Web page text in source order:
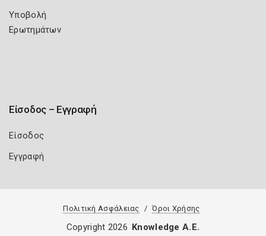
Υποβολή
Ερωτημάτων
Είσοδος – Εγγραφή
Είσοδος
Εγγραφή
Πολιτική Ασφάλειας Όροι Χρήσης
Copyright 2026 Knowledge A.E.